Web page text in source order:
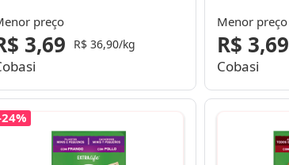
preço
3,69 R$ 36,90/kg
Menor preço
R$ 3,69
Cobasi